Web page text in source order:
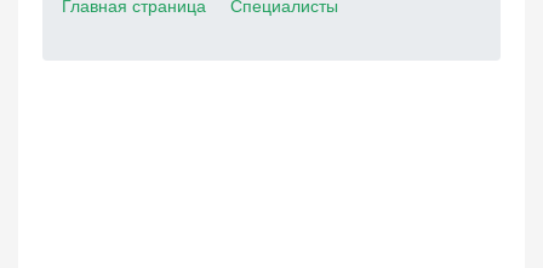
Главная страница Специалисты